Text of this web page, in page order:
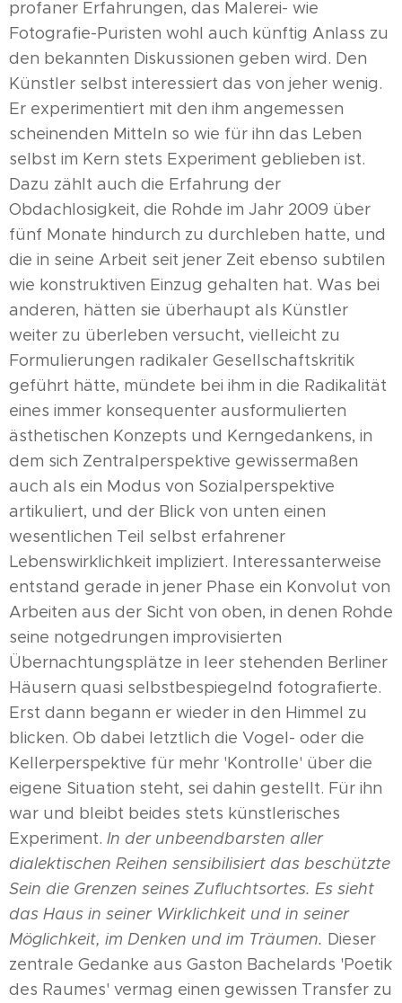
profaner Erfahrungen, das Malerei- wie
Fotografie-Puristen wohl auch künftig Anlass zu
den bekannten Diskussionen geben wird. Den
Künstler selbst interessiert das von jeher wenig.
Er experimentiert mit den ihm angemessen
scheinenden Mitteln so wie für ihn das Leben
selbst im Kern stets Experiment geblieben ist.
Dazu zählt auch die Erfahrung der
Obdachlosigkeit, die Rohde im Jahr 2009 über
fünf Monate hindurch zu durchleben hatte, und
die in seine Arbeit seit jener Zeit ebenso subtilen
wie konstruktiven Einzug gehalten hat. Was bei
anderen, hätten sie überhaupt als Künstler
weiter zu überleben versucht, vielleicht zu
Formulierungen radikaler Gesellschaftskritik
geführt hätte, mündete bei ihm in die Radikalität
eines immer konsequenter ausformulierten
ästhetischen Konzepts und Kerngedankens, in
dem sich Zentralperspektive gewissermaßen
auch als ein Modus von Sozialperspektive
artikuliert, und der Blick von unten einen
wesentlichen Teil selbst erfahrener
Lebenswirklichkeit impliziert. Interessanterweise
entstand gerade in jener Phase ein Konvolut von
Arbeiten aus der Sicht von oben, in denen Rohde
seine notgedrungen improvisierten
Übernachtungsplätze in leer stehenden Berliner
Häusern quasi selbstbespiegelnd fotografierte.
Erst dann begann er wieder in den Himmel zu
blicken. Ob dabei letztlich die Vogel- oder die
Kellerperspektive für mehr 'Kontrolle' über die
eigene Situation steht, sei dahin gestellt. Für ihn
war und bleibt beides stets künstlerisches
Experiment. In der unbeendbarsten aller
dialektischen Reihen sensibilisiert das beschützte
Sein die Grenzen seines Zufluchtsortes. Es sieht
das Haus in seiner Wirklichkeit und in seiner
Möglichkeit, im Denken und im Träumen. Dieser
zentrale Gedanke aus Gaston Bachelards 'Poetik
des Raumes' vermag einen gewissen Transfer zu